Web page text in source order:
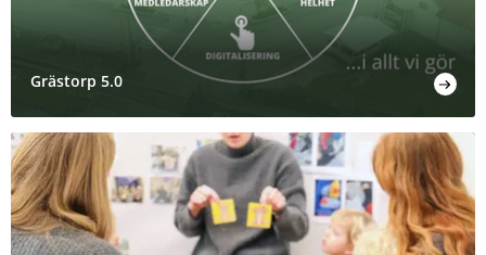
Grästorp 5.0